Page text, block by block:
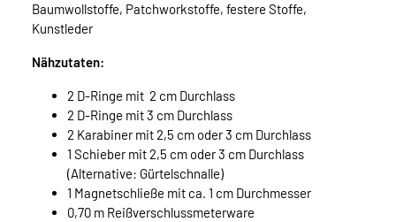
Baumwollstoffe, Patchworkstoffe, festere Stoffe,
Kunstleder
Nähzutaten:
2 D-Ringe mit 2 cm Durchlass
2 D-Ringe mit 3 cm Durchlass
2 Karabiner mit 2,5 cm oder 3 cm Durchlass
1 Schieber mit 2,5 cm oder 3 cm Durchlass
(Alternative: Gürtelschnalle)
1 Magnetschließe mit ca. 1 cm Durchmesser
0,70 m Reißverschlussmeterware